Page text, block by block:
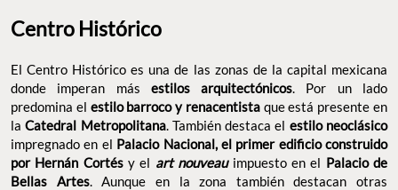
Centro Histórico
El Centro Histórico es una de las zonas de la capital mexicana
donde imperan más estilos arquitectónicos. Por un lado
predomina el estilo barroco y renacentistaque está presente en
laCatedral Metropolitana. También destaca el estilo neoclásico
impregnado en el Palacio Nacional, el primer edificio construido
por Hernán Cortésy el art nouveau impuesto en el Palacio de
Bellas Artes. Aunque en la zona también destacan otras